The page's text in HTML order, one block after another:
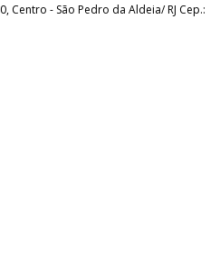
Centro - São Pedro da Aldeia/ RJ Cep.: